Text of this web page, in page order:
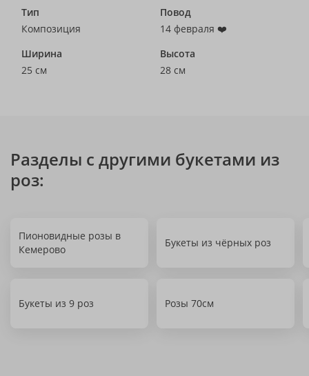
Тип
Композиция
Повод
14 февраля ❤️
Ширина
25 см
Высота
28 см
Разделы с другими букетами из
роз:
Пионовидные розы в
Кемерово
Букеты из чёрных роз
Букеты из 9 роз Розы 70см